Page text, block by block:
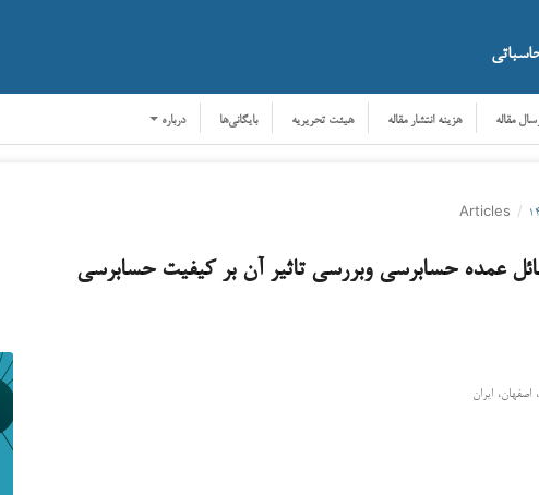
مقاله هزینه انتشار مقاله هیئت تحریریه بایگانی‌ها درباره
/
Articles
عمده حسابرسی و‌بررسی تاثیر آن بر کیفیت حسابرسی
ایران